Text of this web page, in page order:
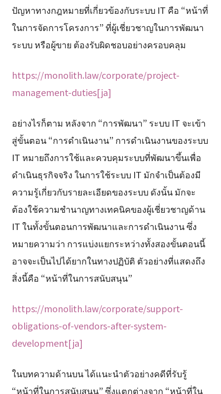
ปัญหาทางกฎหมายที่เกี่ยวข้องกับระบบ IT คือ “หน้าที่
ในการจัดการโครงการ” ที่ผู้เชี่ยวชาญในการพัฒนา
ระบบ หรือผู้ขาย ต้องรับผิดชอบอย่างครอบคลุม
https://monolith.law/corporate/project-
management-duties[ja]
อย่างไรก็ตาม หลังจาก “การพัฒนา” ระบบ IT จะเข้า
สู่ขั้นตอน “การดำเนินงาน” การดำเนินงานของระบบ
IT หมายถึงการใช้และควบคุมระบบที่พัฒนาขึ้นเพื่อ
ดำเนินธุรกิจจริง ในการใช้ระบบ IT มักจำเป็นต้องมี
ความรู้เกี่ยวกับรายละเอียดของระบบ ดังนั้น มักจะ
ต้องใช้ความชำนาญทางเทคนิคของผู้เชี่ยวชาญด้าน
IT ในทั้งขั้นตอนการพัฒนาและการดำเนินงาน ซึ่ง
หมายความว่า การแบ่งแยกระหว่างทั้งสองขั้นตอนนี้
อาจจะเป็นไปได้ยากในทางปฏิบัติ ตัวอย่างที่แสดงถึง
สิ่งนี้คือ “หน้าที่ในการสนับสนุน”
https://monolith.law/corporate/support-
obligations-of-vendors-after-system-
development[ja]
ในบทความด้านบน ได้แนะนำตัวอย่างคดีที่รับรู้
“หน้าที่ในการสนับสนุน” ซึ่งแตกต่างจาก “หน้าที่ใน